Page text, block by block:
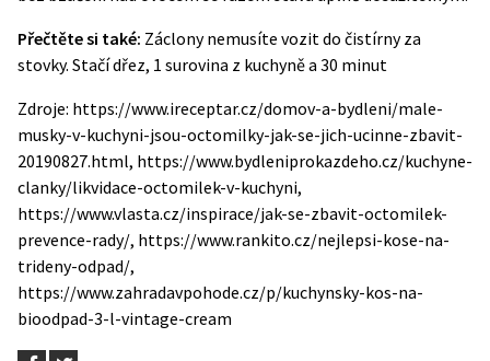
Přečtěte si také: Záclony nemusíte vozit do čistírny za
stovky. Stačí dřez, 1 surovina z kuchyně a 30 minut
Zdroje: https://www.ireceptar.cz/domov-a-bydleni/male-
musky-v-kuchyni-jsou-octomilky-jak-se-jich-ucinne-zbavit-
20190827.html, https://www.bydleniprokazdeho.cz/kuchyne-
clanky/likvidace-octomilek-v-kuchyni,
https://www.vlasta.cz/inspirace/jak-se-zbavit-octomilek-
prevence-rady/, https://www.rankito.cz/nejlepsi-kose-na-
trideny-odpad/,
https://www.zahradavpohode.cz/p/kuchynsky-kos-na-
bioodpad-3-l-vintage-cream